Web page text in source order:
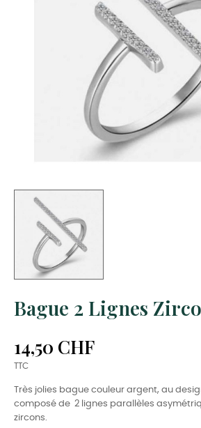
Bague 2 Lignes
14,50 CHF
TTC
Très jolies bague couleur argent, au
composé de 2 lignes parallèles
zircons.